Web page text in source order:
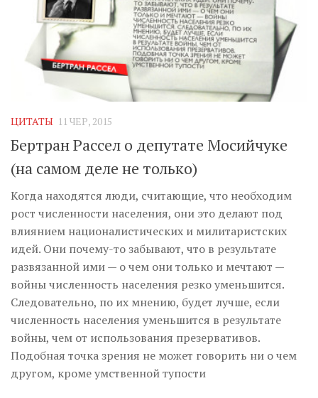
ЦИТАТЫ 11 ЧЕР, 2015
Бертран Рассел о депутате Мосийчуке
(на самом деле не только)
Когда находятся люди, считающие, что необходим
рост численности населения, они это делают под
влиянием националистических и милитаристских
идей. Они почему-то забывают, что в результате
развязанной ими — о чем они только и мечтают —
войны численность населения резко уменьшится.
Следовательно, по их мнению, будет лучше, если
численность населения уменьшится в результате
войны, чем от использования презервативов.
Подобная точка зрения не может говорить ни о чем
другом, кроме умственной тупости